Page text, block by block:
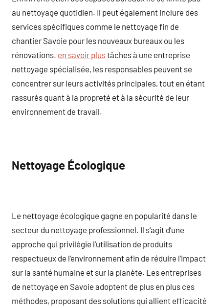
au nettoyage quotidien. Il peut également inclure des
services spécifiques comme le nettoyage fin de
chantier Savoie pour les nouveaux bureaux ou les
rénovations. en savoir plustâches à une entreprise
nettoyage spécialisée, les responsables peuvent se
concentrer sur leurs activités principales, tout en étant
rassurés quant à la propreté et à la sécurité de leur
environnement de travail.
Nettoyage Écologique
Le nettoyage écologique gagne en popularité dans le
secteur du nettoyage professionnel. Il s’agit d’une
approche qui privilégie l’utilisation de produits
respectueux de l’environnement afin de réduire l’impact
sur la santé humaine et sur la planète. Les entreprises
de nettoyage en Savoie adoptent de plus en plus ces
méthodes, proposant des solutions qui allient efficacité